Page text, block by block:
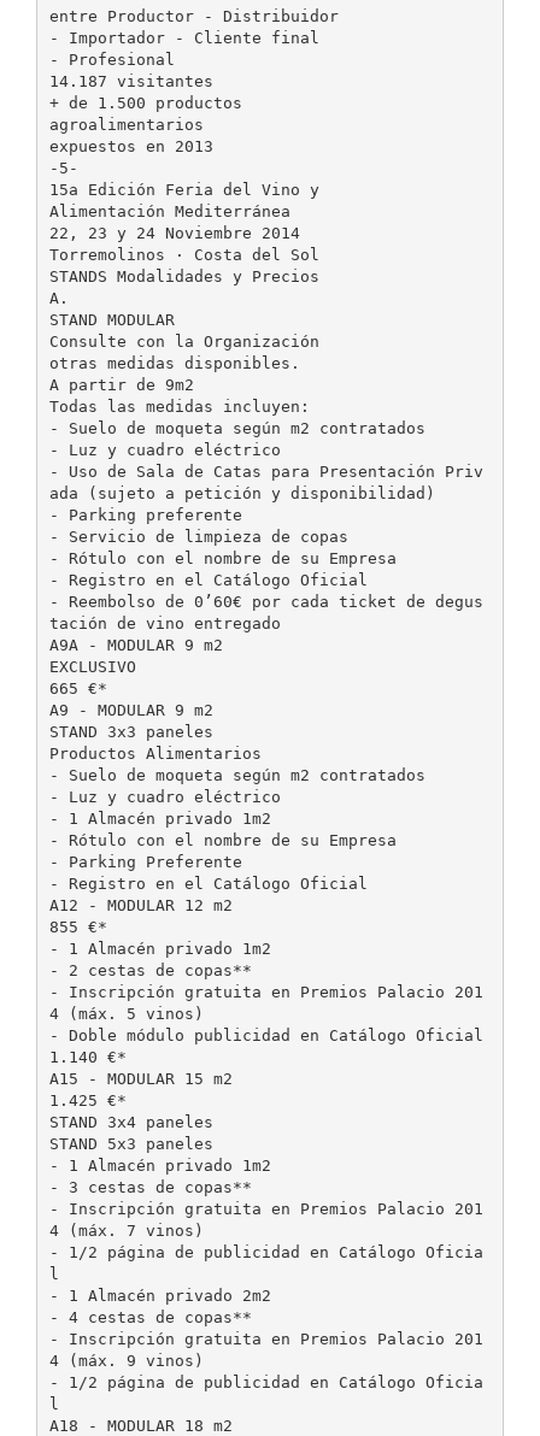
entre Productor - Distribuidor
- Importador - Cliente final
- Profesional
14.187 visitantes
+ de 1.500 productos
agroalimentarios
expuestos en 2013
-5-
15a Edición Feria del Vino y
Alimentación Mediterránea
22, 23 y 24 Noviembre 2014
Torremolinos · Costa del Sol
STANDS Modalidades y Precios
A.
STAND MODULAR
Consulte con la Organización
otras medidas disponibles.
A partir de 9m2
Todas las medidas incluyen:
- Suelo de moqueta según m2 contratados
- Luz y cuadro eléctrico
- Uso de Sala de Catas para Presentación Priv
ada (sujeto a petición y disponibilidad)
- Parking preferente
- Servicio de limpieza de copas
- Rótulo con el nombre de su Empresa
- Registro en el Catálogo Oficial
- Reembolso de 0’60€ por cada ticket de degus
tación de vino entregado
A9A - MODULAR 9 m2
EXCLUSIVO
665 €*
A9 - MODULAR 9 m2
STAND 3x3 paneles
Productos Alimentarios
- Suelo de moqueta según m2 contratados
- Luz y cuadro eléctrico
- 1 Almacén privado 1m2
- Rótulo con el nombre de su Empresa
- Parking Preferente
- Registro en el Catálogo Oficial
A12 - MODULAR 12 m2
855 €*
- 1 Almacén privado 1m2
- 2 cestas de copas**
- Inscripción gratuita en Premios Palacio 201
4 (máx. 5 vinos)
- Doble módulo publicidad en Catálogo Oficial
1.140 €*
A15 - MODULAR 15 m2
1.425 €*
STAND 3x4 paneles
STAND 5x3 paneles
- 1 Almacén privado 1m2
- 3 cestas de copas**
- Inscripción gratuita en Premios Palacio 201
4 (máx. 7 vinos)
- 1/2 página de publicidad en Catálogo Oficia
l
- 1 Almacén privado 2m2
- 4 cestas de copas**
- Inscripción gratuita en Premios Palacio 201
4 (máx. 9 vinos)
- 1/2 página de publicidad en Catálogo Oficia
l
A18 - MODULAR 18 m2